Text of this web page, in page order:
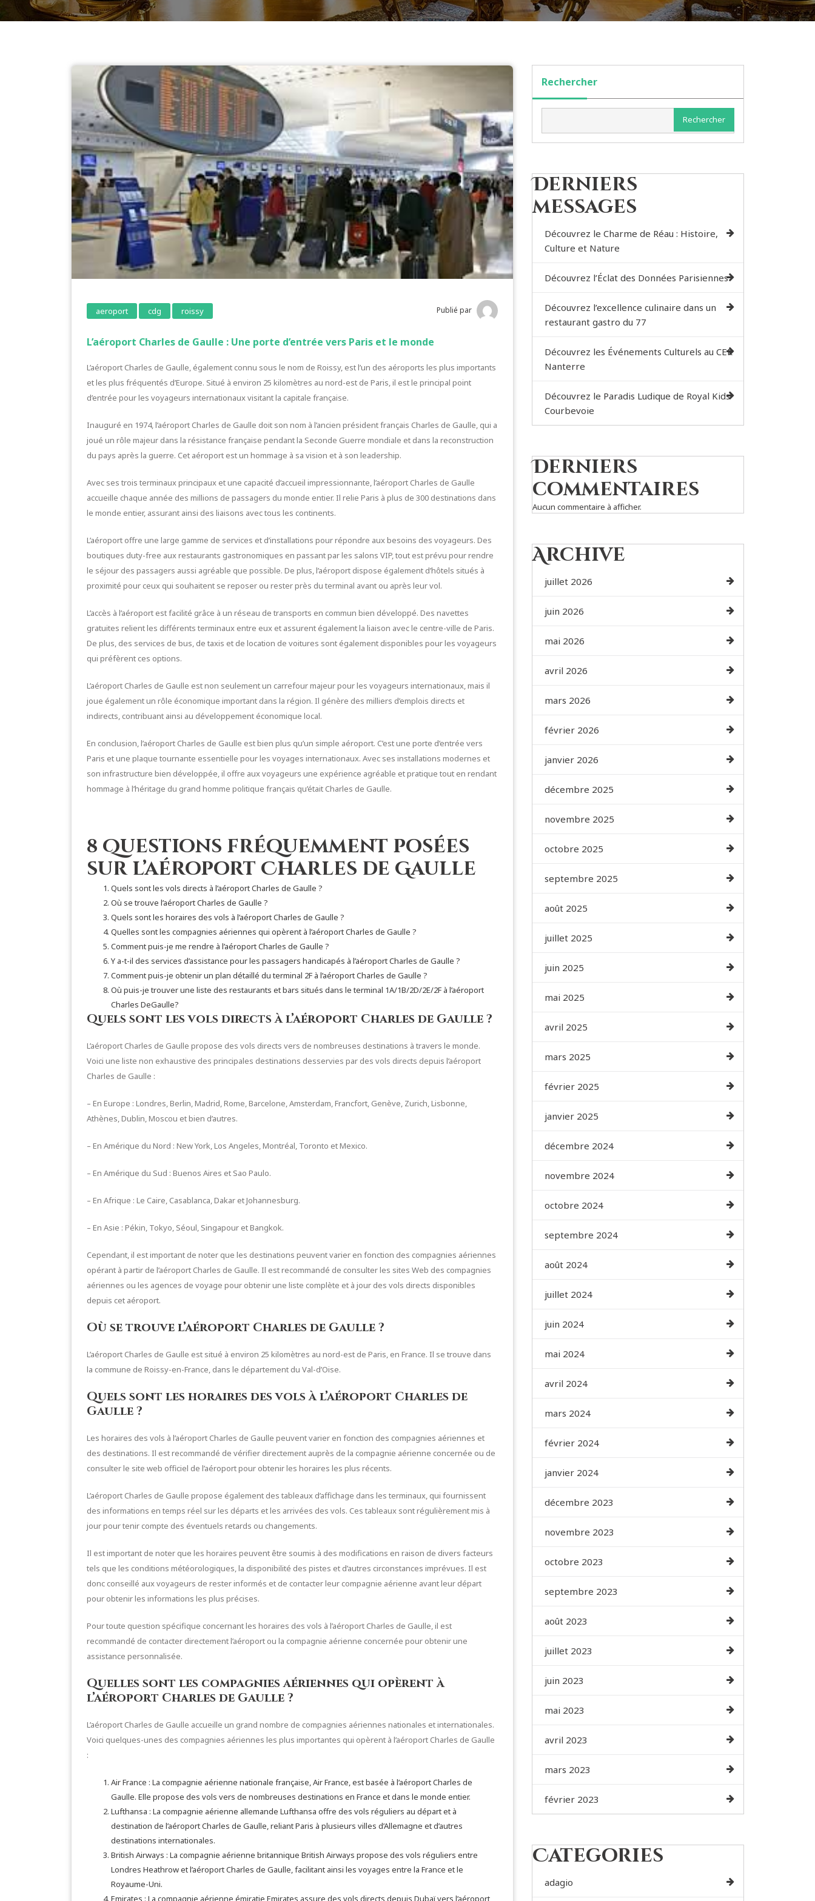
aeroport cdg roissy Publié par
L’aéroport Charles de Gaulle : Une porte d’entrée vers Paris et le monde
L’aéroport Charles de Gaulle, également connu sous le nom de Roissy, est l’un des aéroports les plus importants
et les plus fréquentés d’Europe. Situé à environ 25 kilomètres au nord-est de Paris, il est le principal point
d’entrée pour les voyageurs internationaux visitant la capitale française.
Inauguré en 1974, l’aéroport Charles de Gaulle doit son nom à l’ancien président français Charles de Gaulle, qui a
joué un rôle majeur dans la résistance française pendant la Seconde Guerre mondiale et dans la reconstruction
du pays après la guerre. Cet aéroport est un hommage à sa vision et à son leadership.
Avec ses trois terminaux principaux et une capacité d’accueil impressionnante, l’aéroport Charles de Gaulle
accueille chaque année des millions de passagers du monde entier. Il relie Paris à plus de 300 destinations dans
le monde entier, assurant ainsi des liaisons avec tous les continents.
L’aéroport offre une large gamme de services et d’installations pour répondre aux besoins des voyageurs. Des
boutiques duty-free aux restaurants gastronomiques en passant par les salons VIP, tout est prévu pour rendre
le séjour des passagers aussi agréable que possible. De plus, l’aéroport dispose également d’hôtels situés à
proximité pour ceux qui souhaitent se reposer ou rester près du terminal avant ou après leur vol.
L’accès à l’aéroport est facilité grâce à un réseau de transports en commun bien développé. Des navettes
gratuites relient les différents terminaux entre eux et assurent également la liaison avec le centre-ville de Paris.
De plus, des services de bus, de taxis et de location de voitures sont également disponibles pour les voyageurs
qui préfèrent ces options.
L’aéroport Charles de Gaulle est non seulement un carrefour majeur pour les voyageurs internationaux, mais il
joue également un rôle économique important dans la région. Il génère des milliers d’emplois directs et
indirects, contribuant ainsi au développement économique local.
En conclusion, l’aéroport Charles de Gaulle est bien plus qu’un simple aéroport. C’est une porte d’entrée vers
Paris et une plaque tournante essentielle pour les voyages internationaux. Avec ses installations modernes et
son infrastructure bien développée, il offre aux voyageurs une expérience agréable et pratique tout en rendant
hommage à l’héritage du grand homme politique français qu’était Charles de Gaulle.
8 Questions fréquemment posées
sur l’aéroport Charles de Gaulle
Quels sont les vols directs à l’aéroport Charles de Gaulle ?
Où se trouve l’aéroport Charles de Gaulle ?
Quels sont les horaires des vols à l’aéroport Charles de Gaulle ?
Quelles sont les compagnies aériennes qui opèrent à l’aéroport Charles de Gaulle ?
Comment puis-je me rendre à l’aéroport Charles de Gaulle ?
Y a-t-il des services d’assistance pour les passagers handicapés à l’aéroport Charles de Gaulle ?
Comment puis-je obtenir un plan détaillé du terminal 2F à l’aéroport Charles de Gaulle ?
Où puis-je trouver une liste des restaurants et bars situés dans le terminal 1A/1B/2D/2E/2F à l’aéroport
Charles DeGaulle?
Quels sont les vols directs à l’aéroport Charles de Gaulle ?
L’aéroport Charles de Gaulle propose des vols directs vers de nombreuses destinations à travers le monde.
Voici une liste non exhaustive des principales destinations desservies par des vols directs depuis l’aéroport
Charles de Gaulle :
– En Europe : Londres, Berlin, Madrid, Rome, Barcelone, Amsterdam, Francfort, Genève, Zurich, Lisbonne,
Athènes, Dublin, Moscou et bien d’autres.
– En Amérique du Nord : New York, Los Angeles, Montréal, Toronto et Mexico.
– En Amérique du Sud : Buenos Aires et Sao Paulo.
– En Afrique : Le Caire, Casablanca, Dakar et Johannesburg.
– En Asie : Pékin, Tokyo, Séoul, Singapour et Bangkok.
Cependant, il est important de noter que les destinations peuvent varier en fonction des compagnies aériennes
opérant à partir de l’aéroport Charles de Gaulle. Il est recommandé de consulter les sites Web des compagnies
aériennes ou les agences de voyage pour obtenir une liste complète et à jour des vols directs disponibles
depuis cet aéroport.
Où se trouve l’aéroport Charles de Gaulle ?
L’aéroport Charles de Gaulle est situé à environ 25 kilomètres au nord-est de Paris, en France. Il se trouve dans
la commune de Roissy-en-France, dans le département du Val-d’Oise.
Quels sont les horaires des vols à l’aéroport Charles de
Gaulle ?
Les horaires des vols à l’aéroport Charles de Gaulle peuvent varier en fonction des compagnies aériennes et
des destinations. Il est recommandé de vérifier directement auprès de la compagnie aérienne concernée ou de
consulter le site web officiel de l’aéroport pour obtenir les horaires les plus récents.
L’aéroport Charles de Gaulle propose également des tableaux d’affichage dans les terminaux, qui fournissent
des informations en temps réel sur les départs et les arrivées des vols. Ces tableaux sont régulièrement mis à
jour pour tenir compte des éventuels retards ou changements.
Il est important de noter que les horaires peuvent être soumis à des modifications en raison de divers facteurs
tels que les conditions météorologiques, la disponibilité des pistes et d’autres circonstances imprévues. Il est
donc conseillé aux voyageurs de rester informés et de contacter leur compagnie aérienne avant leur départ
pour obtenir les informations les plus précises.
Pour toute question spécifique concernant les horaires des vols à l’aéroport Charles de Gaulle, il est
recommandé de contacter directement l’aéroport ou la compagnie aérienne concernée pour obtenir une
assistance personnalisée.
Quelles sont les compagnies aériennes qui opèrent à
l’aéroport Charles de Gaulle ?
L’aéroport Charles de Gaulle accueille un grand nombre de compagnies aériennes nationales et internationales.
Voici quelques-unes des compagnies aériennes les plus importantes qui opèrent à l’aéroport Charles de Gaulle
:
Air France : La compagnie aérienne nationale française, Air France, est basée à l’aéroport Charles de
Gaulle. Elle propose des vols vers de nombreuses destinations en France et dans le monde entier.
Lufthansa : La compagnie aérienne allemande Lufthansa offre des vols réguliers au départ et à
destination de l’aéroport Charles de Gaulle, reliant Paris à plusieurs villes d’Allemagne et d’autres
destinations internationales.
British Airways : La compagnie aérienne britannique British Airways propose des vols réguliers entre
Londres Heathrow et l’aéroport Charles de Gaulle, facilitant ainsi les voyages entre la France et le
Royaume-Uni.
Emirates : La compagnie aérienne émiratie Emirates assure des vols directs depuis Dubaï vers l’aéroport
Rechercher
Rechercher
Derniers
messages
Découvrez le Charme de Réau : Histoire,
Culture et Nature
Découvrez l’Éclat des Données Parisiennes
Découvrez l’excellence culinaire dans un
restaurant gastro du 77
Découvrez les Événements Culturels au CER
Nanterre
Découvrez le Paradis Ludique de Royal Kids
Courbevoie
Derniers
commentaires
Aucun commentaire à afficher.
Archive
juillet 2026
juin 2026
mai 2026
avril 2026
mars 2026
février 2026
janvier 2026
décembre 2025
novembre 2025
octobre 2025
septembre 2025
août 2025
juillet 2025
juin 2025
mai 2025
avril 2025
mars 2025
février 2025
janvier 2025
décembre 2024
novembre 2024
octobre 2024
septembre 2024
août 2024
juillet 2024
juin 2024
mai 2024
avril 2024
mars 2024
février 2024
janvier 2024
décembre 2023
novembre 2023
octobre 2023
septembre 2023
août 2023
juillet 2023
juin 2023
mai 2023
avril 2023
mars 2023
février 2023
Categories
adagio